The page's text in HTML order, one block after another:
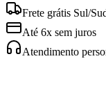
Frete grátis Sul/
Até 6x sem juros
Atendimento